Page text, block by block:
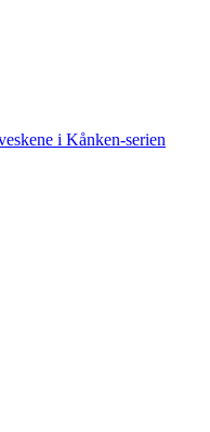
i Kånken-serien